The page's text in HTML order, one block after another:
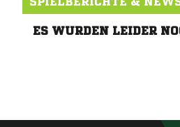
ES WURDEN LEIDER